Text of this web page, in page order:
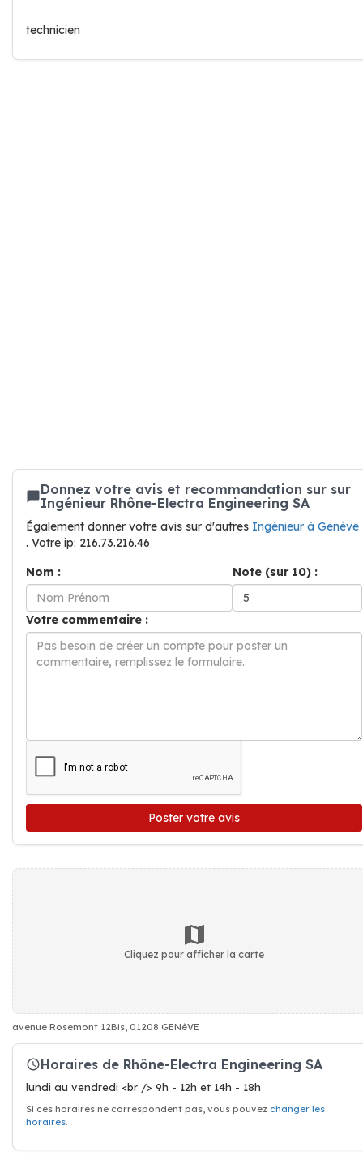
technicien
Donnez votre avis et recommandation sur sur
Ingénieur Rhône-Electra Engineering SA
Également donner votre avis sur d'autres Ingénieur à Genève
. Votre ip: 216.73.216.46
Nom :
Note (sur 10) :
Votre commentaire :
Poster votre avis
Cliquez pour afficher la carte
avenue Rosemont 12Bis, 01208 GENèVE
Horaires de Rhône-Electra Engineering SA
lundi au vendredi <br /> 9h - 12h et 14h - 18h
Si ces horaires ne correspondent pas, vous pouvez changer les
horaires.